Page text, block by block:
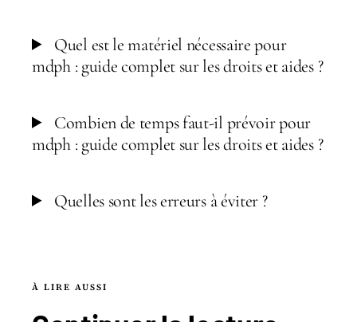
Quel est le matériel nécessaire pour
mdph : guide complet sur les droits et aides ?
Combien de temps faut-il prévoir pour
mdph : guide complet sur les droits et aides ?
Quelles sont les erreurs à éviter ?
À LIRE AUSSI